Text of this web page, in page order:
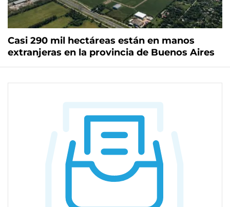
Casi 290 mil hectáreas están en manos
extranjeras en la provincia de Buenos Aires